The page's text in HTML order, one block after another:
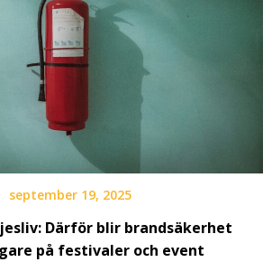
september 19, 2025
Därför blir brandsäkerhet
på festivaler och event